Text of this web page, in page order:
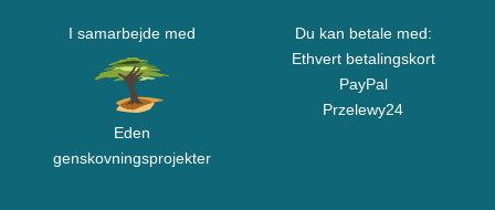
I samarbejde med
Eden
genskovningsprojekter
Du kan betale med:
Ethvert betalingskort
PayPal
Przelewy24